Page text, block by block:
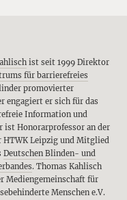
ist seit 1999 Direktor
für barrierefreies
promovierter
engagiert er sich für das
Information und
ist Honorarprofessor an der
HTWK Leipzig und Mitglied
Deutschen Blinden- und
. Thomas Kahlisch
Mediengemeinschaft für
Menschen e.V.